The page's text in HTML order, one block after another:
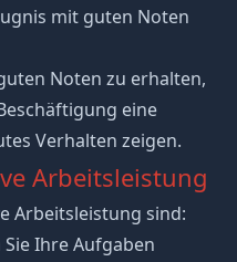
mit guten Noten
Noten zu erhalten,
eine
Verhalten zeigen.
Arbeitsleistung
Arbeitsleistung sind:
Ihre Aufgaben